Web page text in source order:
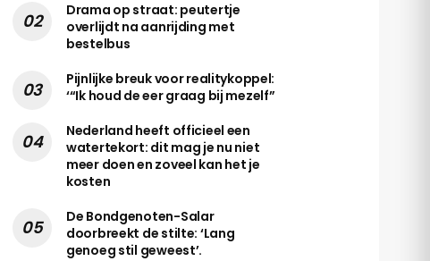
Drama op straat: peutertje
overlijdt na aanrijding met
bestelbus
Pijnlijke breuk voor realitykoppel:
‘“Ik houd de eer graag bij mezelf”
Nederland heeft officieel een
watertekort: dit mag je nu niet
meer doen en zoveel kan het je
kosten
De Bondgenoten-Salar
doorbreekt de stilte: ‘Lang
genoeg stil geweest’.